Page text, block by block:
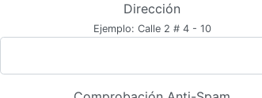
Dirección
Ejemplo: Calle 2 # 4 - 10